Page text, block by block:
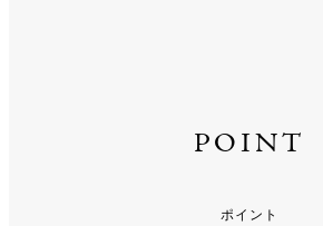
POINT
ポイント